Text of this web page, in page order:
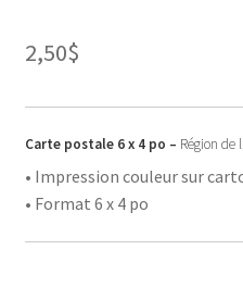
2,50$
Carte postale 6 x 4 po – Région de
• Impression couleur sur
• Format 6 x 4 po